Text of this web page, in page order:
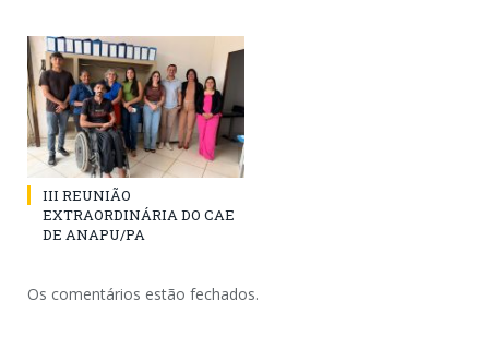
III REUNIÃO
EXTRAORDINÁRIA DO CAE
DE ANAPU/PA
Os comentários estão fechados.